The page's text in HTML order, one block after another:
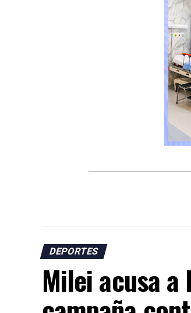
DEPORTES
Milei acusa